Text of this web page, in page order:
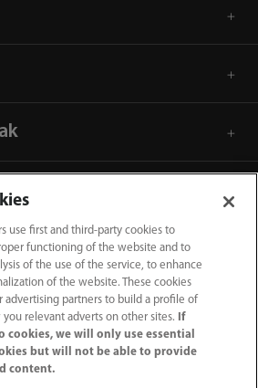
use first and third-party cookies to
functioning of the website and to
of the use of the service, to enhance
of the website. These cookies
advertising partners to build a profile of
relevant adverts on other sites.
If
cookies, we will only use essential
but will not be able to provide
content.